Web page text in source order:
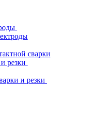
сварки
резки
и резки